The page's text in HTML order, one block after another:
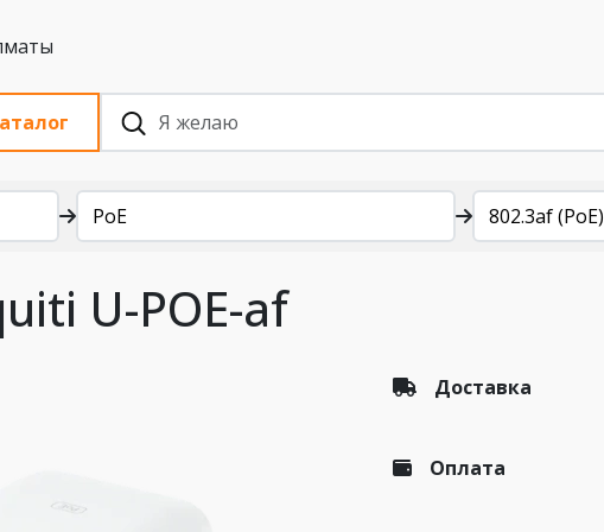
НДС, Алматы
PoE 802.3af (PoE)
U-POE-af
Доставка
Оплата